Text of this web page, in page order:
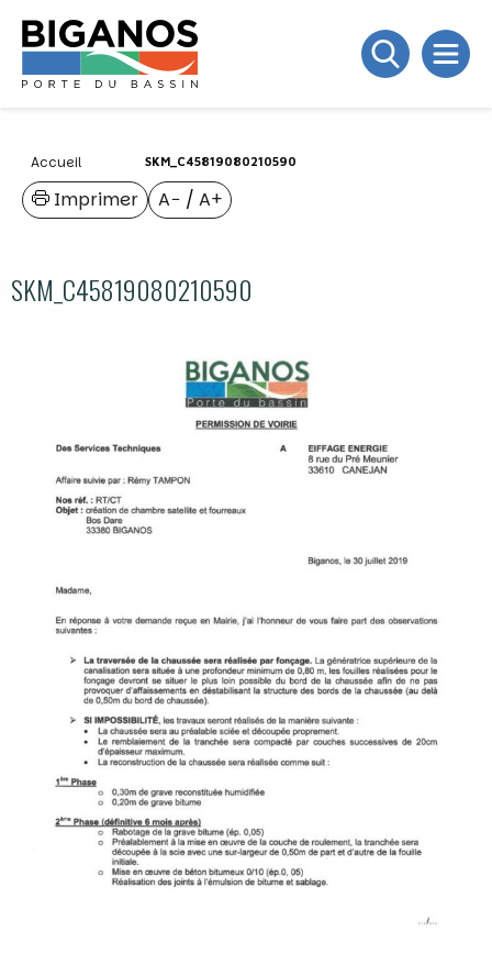
Accueil SKM_C45819080210590
A− / A+
Imprimer
SKM_C45819080210590